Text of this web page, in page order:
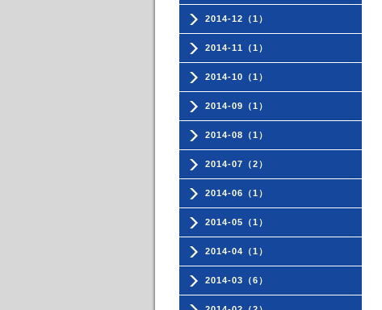
2014-12（1）
2014-11（1）
2014-10（1）
2014-09（1）
2014-08（1）
2014-07（2）
2014-06（1）
2014-05（1）
2014-04（1）
2014-03（6）